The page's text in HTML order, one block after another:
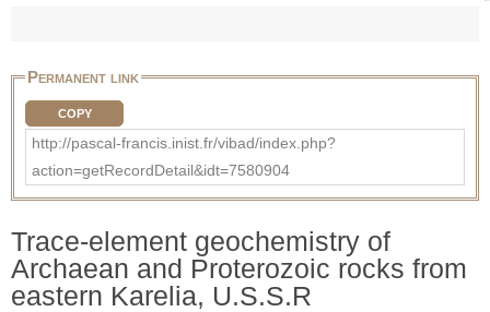
Permanent link
COPY
http://pascal-francis.inist.fr/vibad/index.php?
action=getRecordDetail&idt=7580904
Trace-element geochemistry of
Archaean and Proterozoic rocks from
eastern Karelia, U.S.S.R